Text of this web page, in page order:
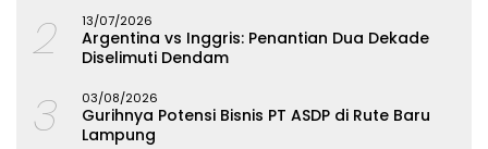
2 13/07/2026
Argentina vs Inggris: Penantian Dua Dekade
Diselimuti Dendam
3 03/08/2026
Gurihnya Potensi Bisnis PT ASDP di Rute Baru
Lampung